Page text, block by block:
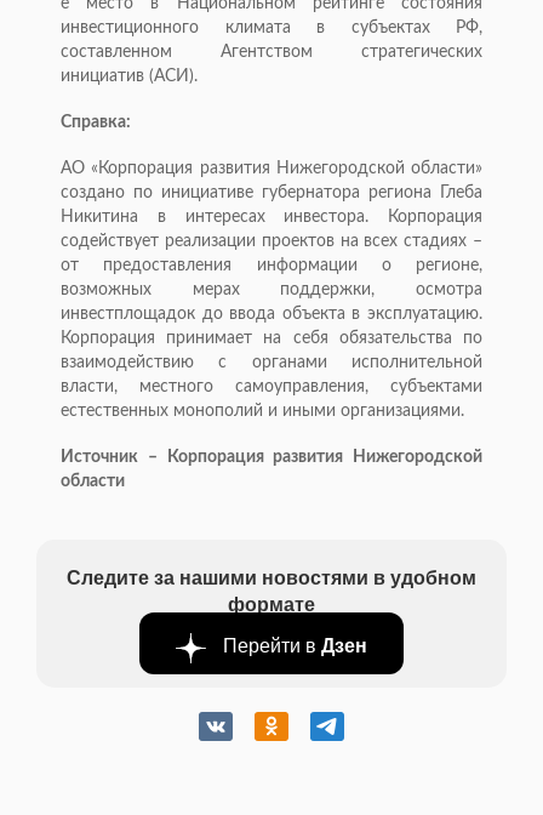
е место в Национальном рейтинге состояния
инвестиционного климата в субъектах РФ,
составленном Агентством стратегических
инициатив (АСИ).
Справка:
АО «Корпорация развития Нижегородской области»
создано по инициативе губернатора региона Глеба
Никитина в интересах инвестора. Корпорация
содействует реализации проектов на всех стадиях –
от предоставления информации о регионе,
возможных мерах поддержки, осмотра
инвестплощадок до ввода объекта в эксплуатацию.
Корпорация принимает на себя обязательства по
взаимодействию с органами исполнительной
власти, местного самоуправления, субъектами
естественных монополий и иными организациями.
Источник – Корпорация развития Нижегородской
области
Следите за нашими новостями в удобном
формате
Перейти в Дзен